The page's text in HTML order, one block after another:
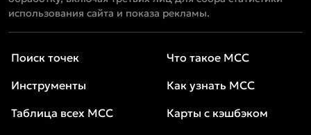
использования сайта и показа рекламы.
Поиск точек
Инструменты
Таблица всех MCC
Что такое MCC
Как узнать MCC
Карты с кэшбэком